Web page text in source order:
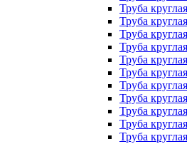
Труба
Труба
Труба
Труба
Труба
Труба
Труба
Труба
Труба
Труба
Труба